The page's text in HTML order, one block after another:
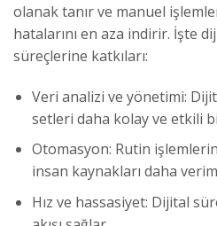
olanak tanır ve manuel
hatalarını en aza indirir. İşte
süreçlerine katkıları:
Veri analizi ve yönetimi:
setleri daha kolay ve etkili
Otomasyon: Rutin
insan kaynakları daha
Hız ve hassasiyet: Dijital